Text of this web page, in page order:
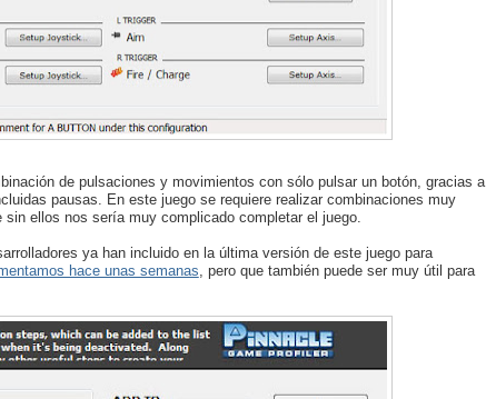
de pulsaciones y movimientos con sólo pulsar un botón, gracias a
pausas. En este juego se requiere realizar combinaciones muy
ellos nos sería muy complicado completar el juego.
ya han incluido en la última versión de este juego para
hace unas semanas , pero que también puede ser muy útil para